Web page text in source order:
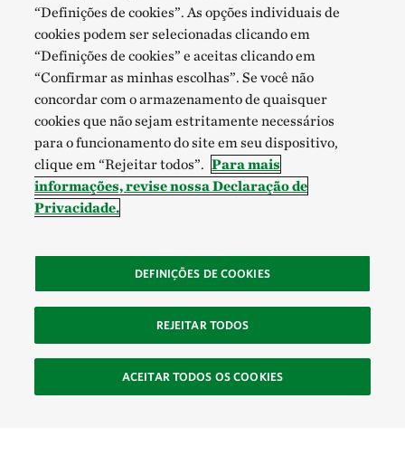
“Definições de cookies”. As opções individuais de
cookies podem ser selecionadas clicando em
“Definições de cookies” e aceitas clicando em
“Confirmar as minhas escolhas”. Se você não
concordar com o armazenamento de quaisquer
cookies que não sejam estritamente necessários
para o funcionamento do site em seu dispositivo,
clique em “Rejeitar todos”. Para mais
informações, revise nossa Declaração de
Privacidade.
DEFINIÇÕES DE COOKIES
REJEITAR TODOS
ACEITAR TODOS OS COOKIES